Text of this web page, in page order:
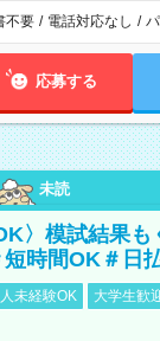
不要 / 電話対応なし /
応募する
未読
〉模試結果も
短時間OK＃日
未経験OK 大学生歓